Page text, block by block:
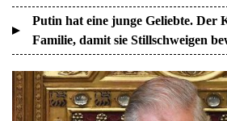
Putin hat eine junge Geliebte. Der
Familie, damit sie Stillschweigen